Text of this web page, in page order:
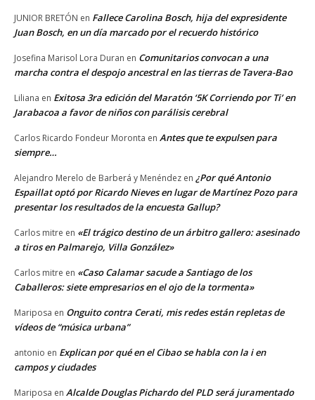
JUNIOR BRETÓN en Fallece Carolina Bosch, hija del expresidente
Juan Bosch, en un día marcado por el recuerdo histórico
Josefina Marisol Lora Duran en Comunitarios convocan a una
marcha contra el despojo ancestral en las tierras de Tavera-Bao
Liliana en Exitosa 3ra edición del Maratón ‘5K Corriendo por Ti’ en
Jarabacoa a favor de niños con parálisis cerebral
Carlos Ricardo Fondeur Moronta en Antes que te expulsen para
siempre…
Alejandro Merelo de Barberá y Menéndez en ¿Por qué Antonio
Espaillat optó por Ricardo Nieves en lugar de Martínez Pozo para
presentar los resultados de la encuesta Gallup?
Carlos mitre en «El trágico destino de un árbitro gallero: asesinado
a tiros en Palmarejo, Villa González»
Carlos mitre en «Caso Calamar sacude a Santiago de los
Caballeros: siete empresarios en el ojo de la tormenta»
Mariposa en Onguito contra Cerati, mis redes están repletas de
vídeos de “música urbana”
antonio en Explican por qué en el Cibao se habla con la i en
campos y ciudades
Mariposa en Alcalde Douglas Pichardo del PLD será juramentado